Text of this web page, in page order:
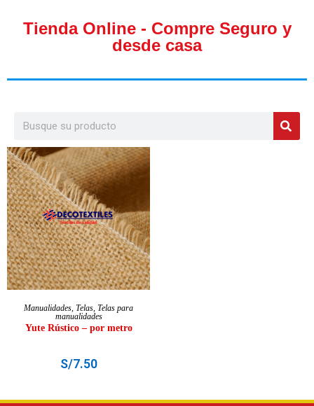
Tienda Online - Compre Seguro y
desde casa
SELECCIONAR OPCIONES
Manualidades, Telas, Telas para
manualidades
Yute Rústico – por metro
S/7.50